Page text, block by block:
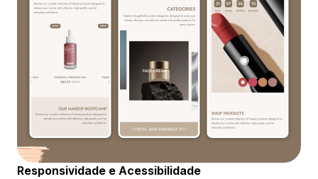
Responsividade e Acessibilidade